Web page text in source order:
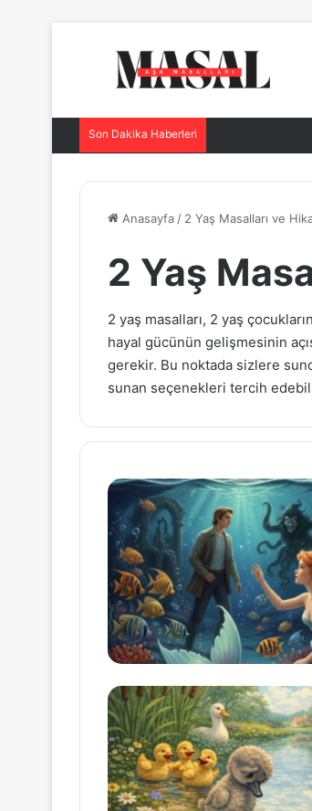
Son Dakika Haberleri
Anasayfa / 2 Yaş Masalları ve
2 Yaş
2 yaş masalları, 2 yaş
hayal gücünün gelişmesinin
gerekir. Bu noktada sizlere
sunan seçenekleri tercih